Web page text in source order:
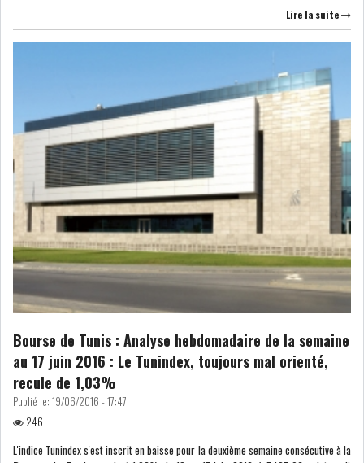
HOLDING INDUSTRIEL
DIVERS
L’ATB RENFORCE SON
ENGAGEMENT AUPRÈS DES...
OFFICE PLAST : UNE LEVÉE DE
FONDS AU SER...
OFFICEPLAST : YASSINE ABID
ANIMERA UNE C...
Lire la suite
Bourse de Tunis : Analyse hebdomadaire de la semaine
au 17 juin 2016 : Le Tunindex, toujours mal orienté,
recule de 1,03%
Publié le: 19/06/2016 - 17:47
246
L'indice Tunindex s'est inscrit en baisse pour la deuxième semaine consécutive à la